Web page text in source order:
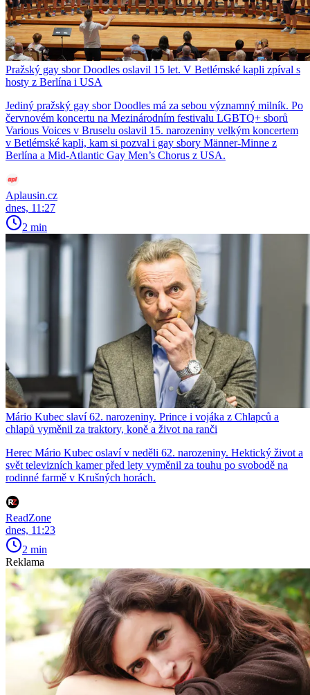
Pražský gay sbor Doodles oslavil 15 let. V Betlémské kapli zpíval s
hosty z Berlína i USA
Jediný pražský gay sbor Doodles má za sebou významný milník. Po
červnovém koncertu na Mezinárodním festivalu LGBTQ+ sborů
Various Voices v Bruselu oslavil 15. narozeniny velkým koncertem
v Betlémské kapli, kam si pozval i gay sbory Männer-Minne z
Berlína a Mid-Atlantic Gay Men’s Chorus z USA.
Aplausin.cz
dnes, 11:27
2 min
Mário Kubec slaví 62. narozeniny. Prince i vojáka z Chlapců a
chlapů vyměnil za traktory, koně a život na ranči
Herec Mário Kubec oslaví v neděli 62. narozeniny. Hektický život a
svět televizních kamer před lety vyměnil za touhu po svobodě na
rodinné farmě v Krušných horách.
ReadZone
dnes, 11:23
2 min
Reklama